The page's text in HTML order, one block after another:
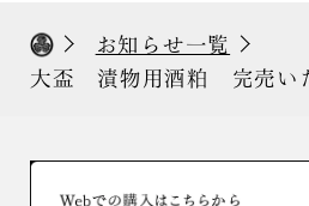
お知らせ一覧
大盃 漬物用酒粕 完売い